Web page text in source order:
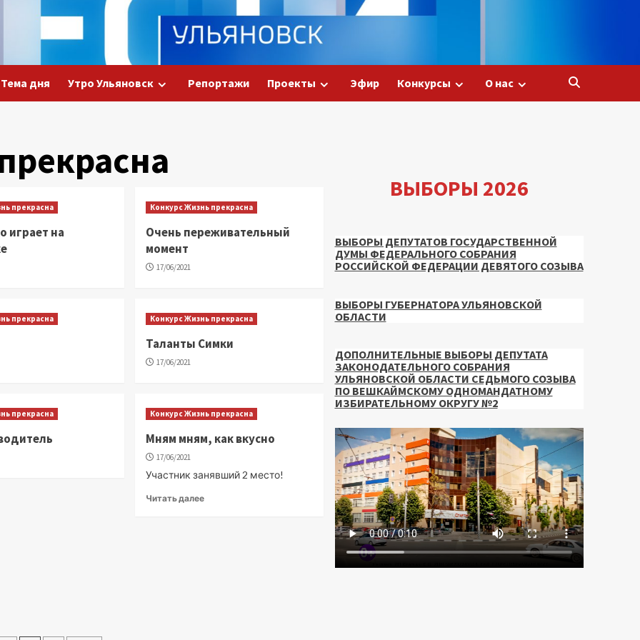
Тема дня Утро Ульяновск Репортажи Проекты Эфир Конкурсы О нас
прекрасна
играет на
Конкурс Жизнь прекрасна
Очень переживательный
момент
17/06/2021
прекрасна Конкурс Жизнь прекрасна
Таланты Симки
17/06/2021
прекрасна Конкурс Жизнь прекрасна
Мням мням, как вкусно
17/06/2021
Участник занявший 2 место!
Читать далее
ВЫБОРЫ 2026
ВЫБОРЫ ДЕПУТАТОВ ГОСУДАРСТВЕННОЙ
ДУМЫ ФЕДЕРАЛЬНОГО СОБРАНИЯ
РОССИЙСКОЙ ФЕДЕРАЦИИ ДЕВЯТОГО СОЗЫВА
ВЫБОРЫ ГУБЕРНАТОРА УЛЬЯНОВСКОЙ
ОБЛАСТИ
ДОПОЛНИТЕЛЬНЫЕ ВЫБОРЫ ДЕПУТАТА
ЗАКОНОДАТЕЛЬНОГО СОБРАНИЯ
УЛЬЯНОВСКОЙ ОБЛАСТИ СЕДЬМОГО СОЗЫВА
ПО ВЕШКАЙМСКОМУ ОДНОМАНДАТНОМУ
ИЗБИРАТЕЛЬНОМУ ОКРУГУ №2